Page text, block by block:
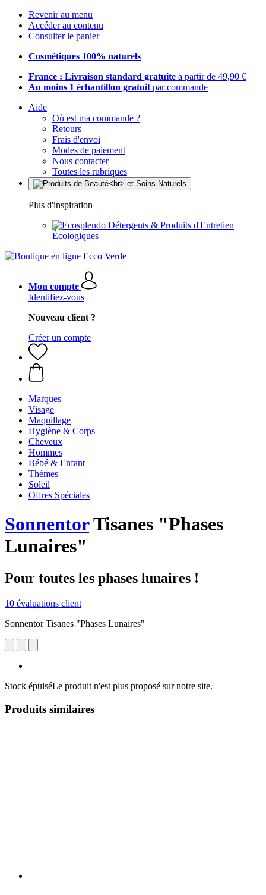
Revenir au menu
Accéder au contenu
Consulter le panier
Cosmétiques 100% naturels
France : Livraison standard gratuite à partir de 49,90 €
Au moins 1 échantillon gratuit par commande
Aide
Où est ma commande ?
Retours
Frais d'envoi
Modes de paiement
Nous contacter
Toutes les rubriques
Plus d'inspiration
Détergents & Produits d'Entretien
Écologiques
Mon compte
Identifiez-vous
Nouveau client ?
Créer un compte
Marques
Visage
Maquillage
Hygiène & Corps
Cheveux
Hommes
Bébé & Enfant
Thèmes
Soleil
Offres Spéciales
SonnentorTisanes "Phases
Lunaires"
Pour toutes les phases lunaires !
10 évaluations client
Sonnentor Tisanes "Phases Lunaires"
Stock épuiséLe produit n'est plus proposé sur notre site.
Produits similaires